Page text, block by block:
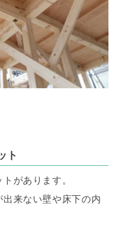
ト
があります。
出来ない壁や床下の内